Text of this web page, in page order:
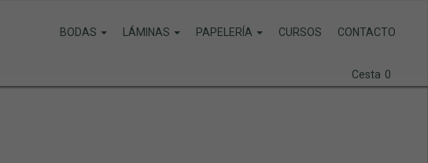
BODAS LÁMINAS PAPELERÍA CURSOS CONTACTO
Cesta 0